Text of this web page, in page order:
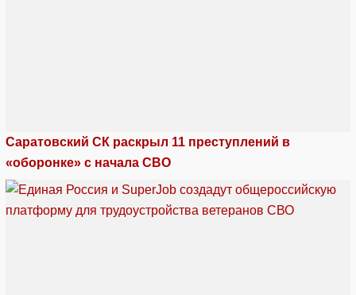
Саратовский СК раскрыл 11 преступлений в
«оборонке» с начала СВО